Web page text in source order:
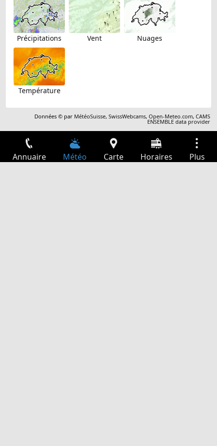
Précipitations Vent Nuages
Température
Données © par MétéoSuisse,SwissWebcams,Open-Meteo.com,CAMS
ENSEMBLE data provider
Annuaire Météo Carte Horaires Plus